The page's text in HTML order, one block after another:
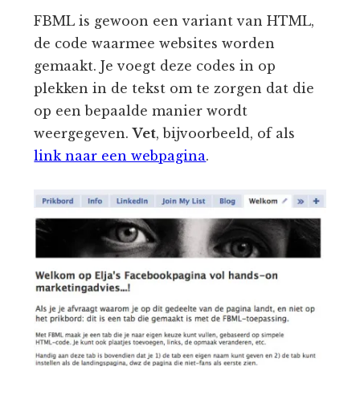
FBML is gewoon een variant van HTML,
de code waarmee websites worden
gemaakt. Je voegt deze codes in op
plekken in de tekst om te zorgen dat die
op een bepaalde manier wordt
weergegeven.Vet, bijvoorbeeld, of als
link naar een webpagina.